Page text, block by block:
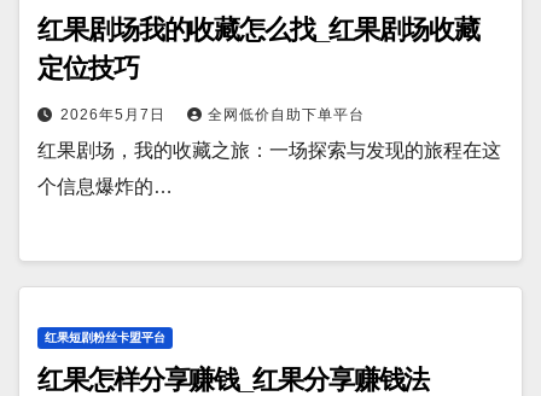
红果剧场我的收藏怎么找_红果剧场收藏
定位技巧
2026年5月7日 全网低价自助下单平台
红果剧场，我的收藏之旅：一场探索与发现的旅程在这
个信息爆炸的…
红果短剧粉丝卡盟平台
红果怎样分享赚钱_红果分享赚钱法